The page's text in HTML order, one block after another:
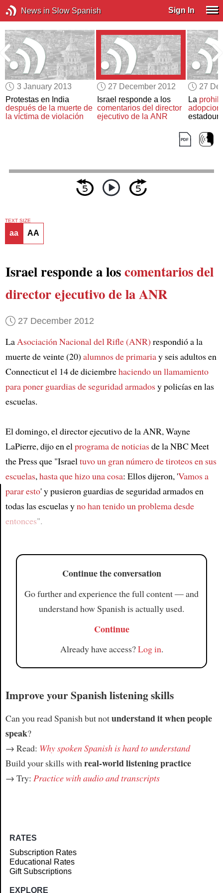
News in Slow Spanish Sign In
3 January 2013
Protestas en India
después de la muerte de
la víctima de violación
27 December 2012
Israel responde a los
comentarios del director
ejecutivo de la ANR
27
La
TEXT SIZE
aa AA
Israel responde a loscomentarios del
director ejecutivo de la ANR
27 December 2012
LaAsociación Nacional del Rifle (ANR) respondió a la
muerte de veinte (20) alumnos de primariay seis adultos en
Connecticut el 14 de diciembrehaciendo un llamamiento
para poner guardias de seguridad armadosy policías en las
escuelas.
El domingo, el director ejecutivo de la ANR, Wayne
LaPierre, dijo en elprograma de noticiasde la NBC Meet
the Press que "Israeltuvo un gran número de tiroteos en sus
escuelas,hasta que hizo una cosa: Ellos dijeron, 'Vamos a
parar esto' y pusieron guardias de seguridad armados en
todas las escuelas yno han tenido un problema desde
entonces".
Continue the conversation
Go further and experience the full content — and
understand how Spanish is actually used.
Continue
Already have access?Log in.
Improve your Spanish listening skills
Can you read Spanish but notunderstand it when people
speak?
→ Read: Why spoken Spanish is hard to understand
Build your skills with real-world listening practice
→ Try: Practice with audio and transcripts
RATES
Subscription Rates
Educational Rates
Gift Subscriptions
EXPLORE